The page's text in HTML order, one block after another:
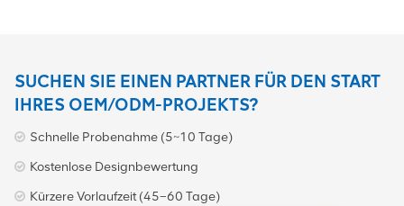
ein Angebot in Echtzeit und
ein technisches Datenblatt!
SUCHEN SIE EINEN PARTNER FÜR DEN START
IHRES OEM/ODM-PROJEKTS?
Schnelle Probenahme (5~10 Tage)
Kostenlose Designbewertung
Kürzere Vorlaufzeit (45–60 Tage)